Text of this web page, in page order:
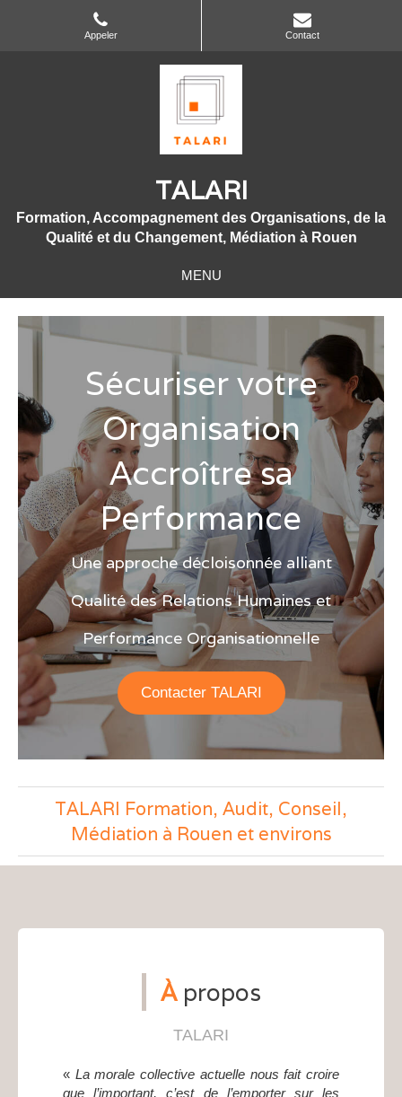
Appeler Contact
TALARI
Formation, Accompagnement des Organisations, de la
Qualité et du Changement, Médiation à Rouen
MENU
Sécuriser votre
Organisation
Accroître sa
Performance
Une approche décloisonnée alliant
Qualité des Relations Humaines et
Performance Organisationnelle
Contacter TALARI
TALARI Formation, Audit, Conseil,
Médiation à Rouen et environs
Àpropos
TALARI
« La morale collective actuelle nous fait croire
que l’important, c’est de l’emporter sur les